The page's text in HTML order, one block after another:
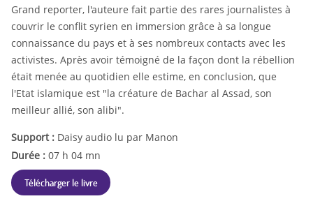
Grand reporter, l'auteure fait partie des rares journalistes à
couvrir le conflit syrien en immersion grâce à sa longue
connaissance du pays et à ses nombreux contacts avec les
activistes. Après avoir témoigné de la façon dont la rébellion
était menée au quotidien elle estime, en conclusion, que
l'Etat islamique est "la créature de Bachar al Assad, son
meilleur allié, son alibi".
Support : Daisy audio lu par Manon
Durée : 07 h 04 mn
Télécharger le livre